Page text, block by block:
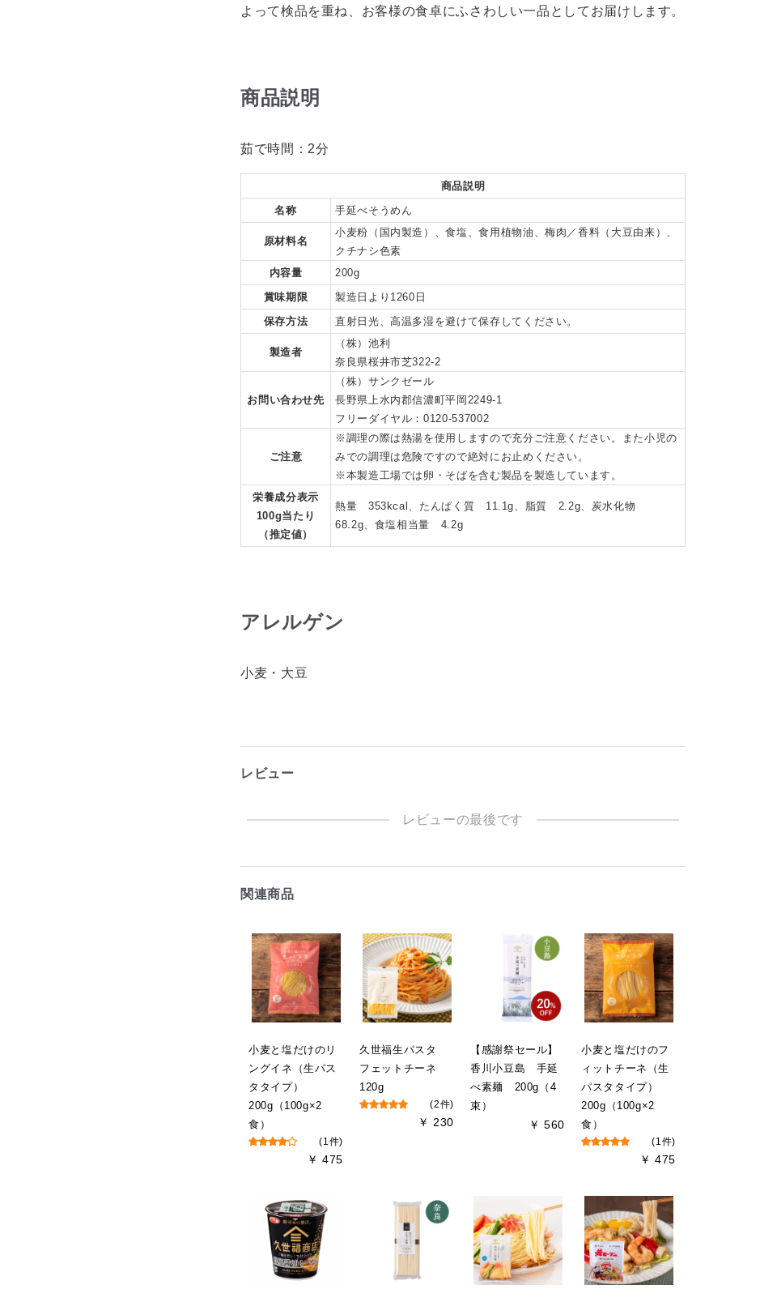
よって検品を重ね、お客様の食卓にふさわしい一品としてお届けします。
商品説明
茹で時間：2分
商品説明
名称
手延べそうめん
原材料名
小麦粉（国内製造）、食塩、食用植物油、梅肉／香料（大豆由来）、
クチナシ色素
内容量
200g
賞味期限
製造日より1260日
保存方法
直射日光、高温多湿を避けて保存してください。
製造者
（株）池利
奈良県桜井市芝322-2
お問い合わせ先
（株）サンクゼール
長野県上水内郡信濃町平岡2249-1
フリーダイヤル：0120-537002
ご注意
※調理の際は熱湯を使用しますので充分ご注意ください。また小児の
みでの調理は危険ですので絶対にお止めください。
※本製造工場では卵・そばを含む製品を製造しています。
栄養成分表示
100g当たり
（推定値）
熱量 353kcal、たんぱく質 11.1g、脂質 2.2g、炭水化物
68.2g、食塩相当量 4.2g
アレルゲン
小麦・大豆
レビュー
レビューの最後です
関連商品
小麦と塩だけのリ
ングイネ（生パス
タタイプ）
200g（100g×2
食）
(1件)
￥ 475
久世福生パスタ
フェットチーネ
120g
(2件)
￥ 230
【感謝祭セール】
香川小豆島 手延
べ素麺 200g（4
束）
￥ 560
小麦と塩だけのフ
ィットチーネ（生
パスタタイプ）
200g（100g×2
食）
(1件)
￥ 475